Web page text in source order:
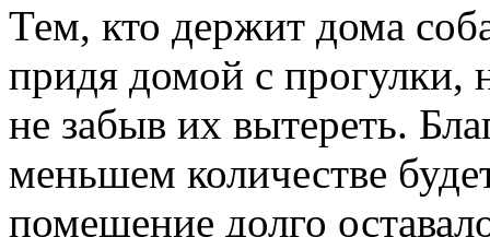
Тем, кто держит дома
придя домой с
не забыв их вытереть.
меньшем количестве
помещение долго